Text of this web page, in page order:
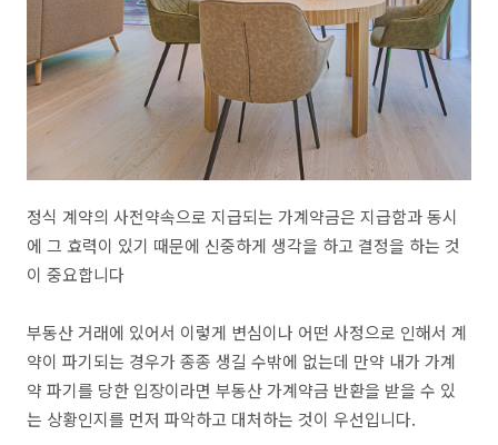
정식 계약의 사전약속으로 지급되는 가계약금은 지급함과 동시
에 그 효력이 있기 때문에 신중하게 생각을 하고 결정을 하는 것
이 중요합니다
부동산 거래에 있어서 이렇게 변심이나 어떤 사정으로 인해서 계
약이 파기되는 경우가 종종 생길 수밖에 없는데 만약 내가 가계
약 파기를 당한 입장이라면 부동산 가계약금 반환을 받을 수 있
는 상황인지를 먼저 파악하고 대처하는 것이 우선입니다.